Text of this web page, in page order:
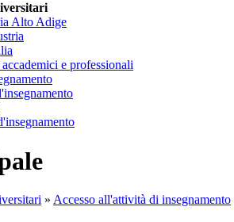
Alto Adige
e professionali
» Accesso all'attività di insegnamento